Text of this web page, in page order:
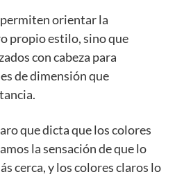
orientar la
propio estilo, sino que
con cabeza para
de dimensión que
que dicta que los colores
la sensación de que lo
cerca, y los colores claros lo